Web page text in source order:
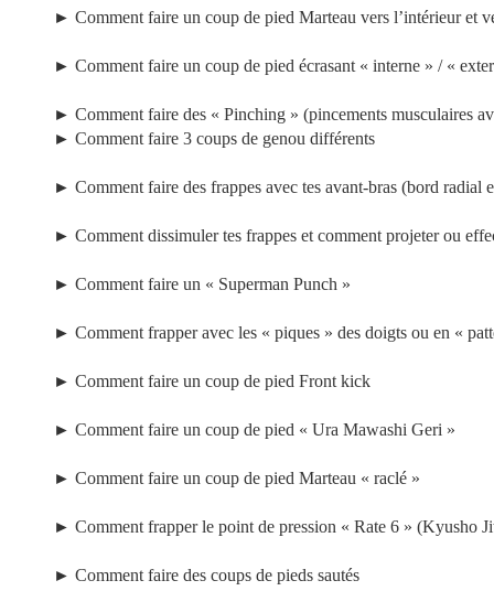
► Comment faire un coup de pied Marteau vers l’intérieur et
► Comment faire un coup de pied écrasant « interne » / «
► Comment faire des « Pinching » (pincements musculaires
► Comment faire 3 coups de genou différents
► Comment faire des frappes avec tes avant-bras (bord radial
► Comment dissimuler tes frappes et comment projeter ou
► Comment faire un « Superman Punch »
► Comment frapper avec les « piques » des doigts ou en «
► Comment faire un coup de pied Front kick
► Comment faire un coup de pied « Ura Mawashi Geri »
► Comment faire un coup de pied Marteau « raclé »
► Comment frapper le point de pression « Rate 6 » (Kyusho
► Comment faire des coups de pieds sautés